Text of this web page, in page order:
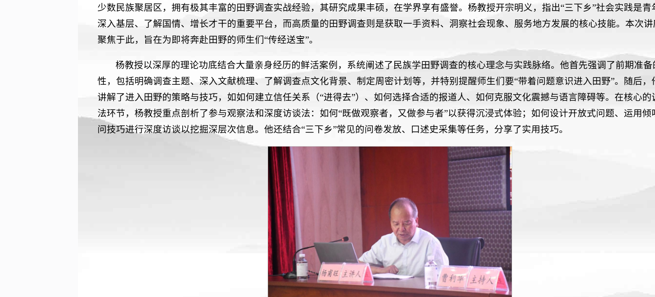
少数民族聚居区，拥有极其丰富的田野调查实战经验，其研究成果丰硕，在学界享有盛誉。杨教授开宗明义，指出“三下乡”社会实践是青
深入基层、了解国情、增长才干的重要平台，而高质量的田野调查则是获取一手资料、洞察社会现象、服务地方发展的核心技能。本次
聚焦于此，旨在为即将奔赴田野的师生们“传经送宝”。
杨教授以深厚的理论功底结合大量亲身经历的鲜活案例，系统阐述了民族学田野调查的核心理念与实践脉络。他首先强调了前期准备
性，包括明确调查主题、深入文献梳理、了解调查点文化背景、制定周密计划等，并特别提醒师生们要“带着问题意识进入田野”。随后，
讲解了进入田野的策略与技巧，如如何建立信任关系（“进得去”）、如何选择合适的报道人、如何克服文化震撼与语言障碍等。在核心的
法环节，杨教授重点剖析了参与观察法和深度访谈法：如何“既做观察者，又做参与者”以获得沉浸式体验；如何设计开放式问题、运用倾
问技巧进行深度访谈以挖掘深层次信息。他还结合“三下乡”常见的问卷发放、口述史采集等任务，分享了实用技巧。